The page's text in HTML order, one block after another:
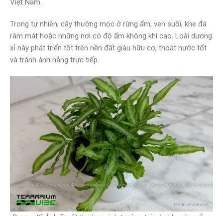
Việt Nam.
Trong tự nhiên, cây thường mọc ở rừng ẩm, ven suối, khe đá
râm mát hoặc những nơi có độ ẩm không khí cao. Loài dương
xỉ này phát triển tốt trên nền đất giàu hữu cơ, thoát nước tốt
và tránh ánh nắng trực tiếp.